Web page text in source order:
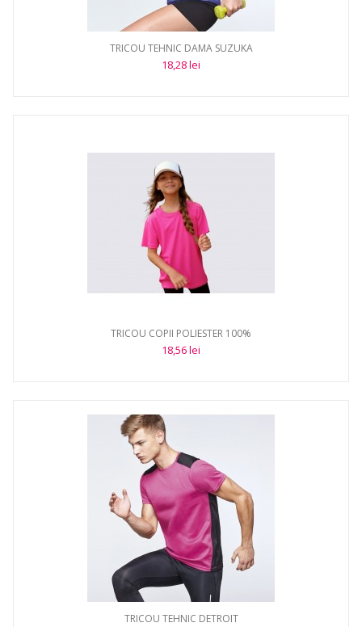
TRICOU TEHNIC DAMA SUZUKA
18,28 lei
TRICOU COPII POLIESTER 100%
18,56 lei
TRICOU TEHNIC DETROIT